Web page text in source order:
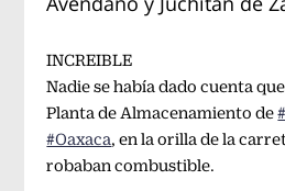
INCREIBLE
Nadie se había dado cuenta
Planta de Almacenamiento de
#Oaxaca, en la orilla de la
robaban combustible.